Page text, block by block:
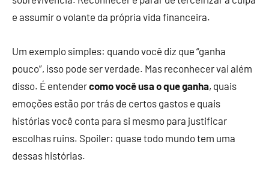
e assumir o volante da própria vida financeira.
Um exemplo simples: quando você diz que “ganha
pouco”, isso pode ser verdade. Mas reconhecer vai além
disso. É entendercomo você usa o que ganha, quais
emoções estão por trás de certos gastos e quais
histórias você conta para si mesmo para justificar
escolhas ruins. Spoiler: quase todo mundo tem uma
dessas histórias.